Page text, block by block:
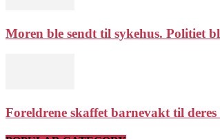
Moren ble sendt til sykehus. Politiet
Foreldrene skaffet barnevakt til